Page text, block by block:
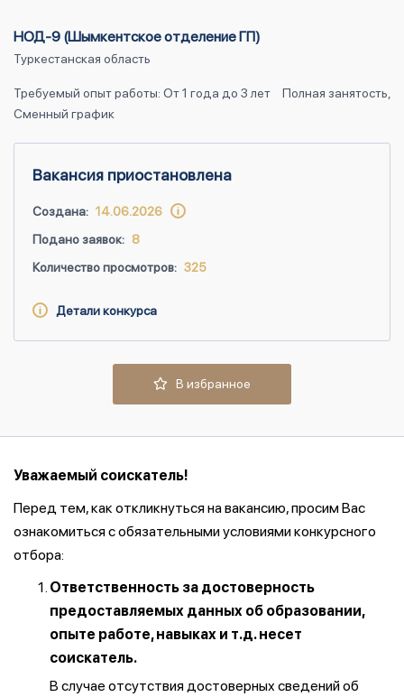
НОД-9 (Шымкентское отделение ГП)
Туркестанская область
Требуемый опыт работы: От 1 года до 3 лет
Полная занятость,
Сменный график
Вакансия приостановлена
Создана: 14.06.2026
Подано заявок: 8
Количество просмотров: 325
Детали конкурса
В избранное
Уважаемый соискатель!
Перед тем, как откликнуться на вакансию, просим Вас
ознакомиться с обязательными условиями конкурсного
отбора:
Ответственность за достоверность
предоставляемых данных об образовании,
опыте работе, навыках и т.д. несет
соискатель.
В случае отсутствия достоверных сведений об